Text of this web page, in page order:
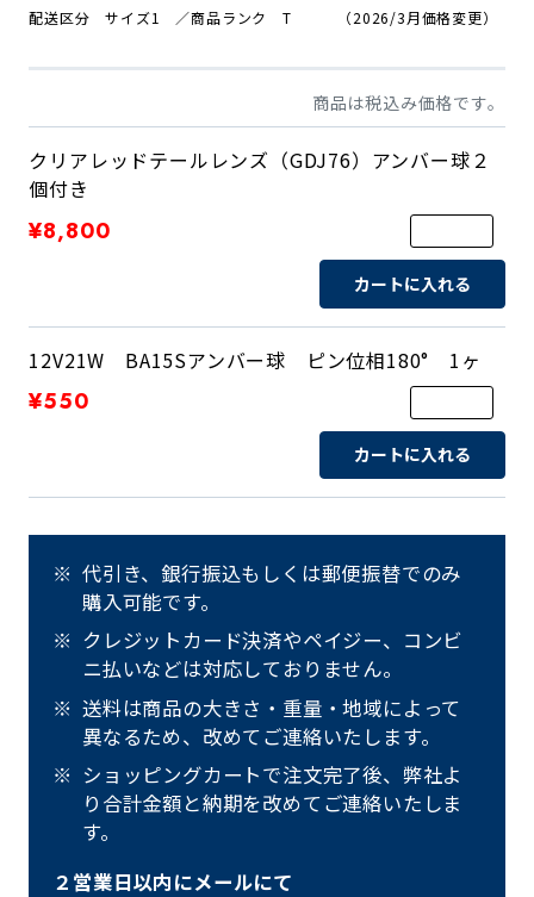
配送区分 サイズ1 ／商品ランク T （2026/3月価格変更）
商品は税込み価格です。
クリアレッドテールレンズ（GDJ76）アンバー球２
個付き
¥8,800
カートに入れる
12V21W BA15Sアンバー球 ピン位相180° 1ヶ
¥550
カートに入れる
代引き、銀行振込もしくは郵便振替でのみ
購入可能です。
クレジットカード決済やペイジー、コンビ
ニ払いなどは対応しておりません。
送料は商品の大きさ・重量・地域によって
異なるため、改めてご連絡いたします。
ショッピングカートで注文完了後、弊社よ
り合計金額と納期を改めてご連絡いたしま
す。
２営業日以内にメールにて